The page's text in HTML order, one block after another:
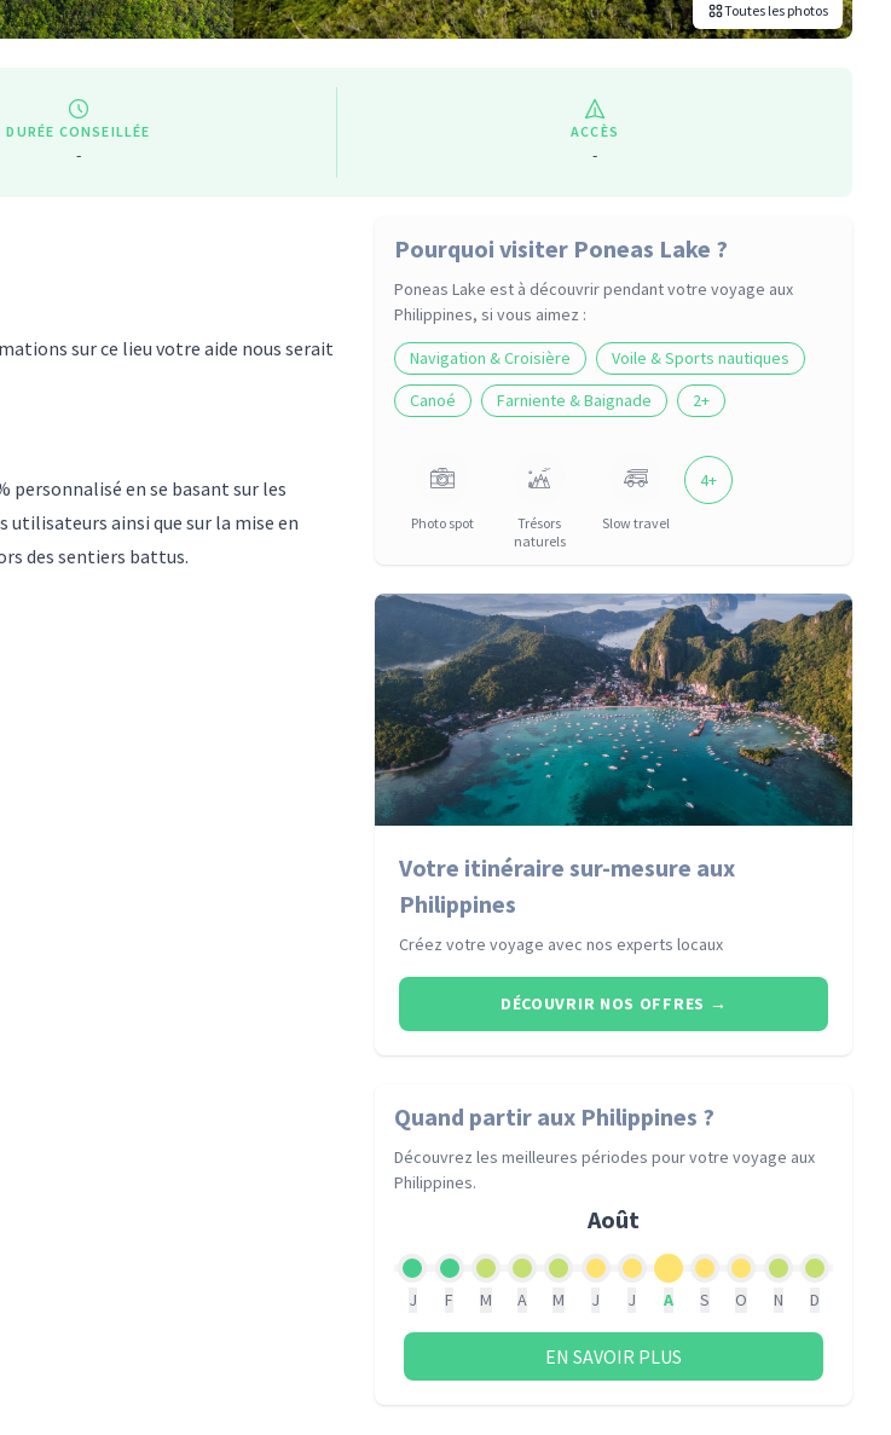
Toutes les photos
DURÉE CONSEILLÉE
-
ACCÈS
-
surce lieu votre aide nous serait
en se basant sur les
ainsi que sur la mise en
des sentiers battus.
Pourquoi visiter Poneas Lake ?
Poneas Lake est à découvrir pendant votre voyage aux
Philippines, si vous aimez :
Navigation & Croisière
Voile & Sports nautiques
Canoé
Farniente & Baignade 2+
Photo spot
Trésors
naturels
Slow travel
4+
Votre itinéraire sur-mesure aux
Philippines
Créez votre voyage avec nos experts locaux
DÉCOUVRIR NOS OFFRES →
Quand partir aux Philippines ?
Découvrez les meilleures périodes pour votre voyage aux
Philippines.
Août
J F M A M J J A S O N D
EN SAVOIR PLUS